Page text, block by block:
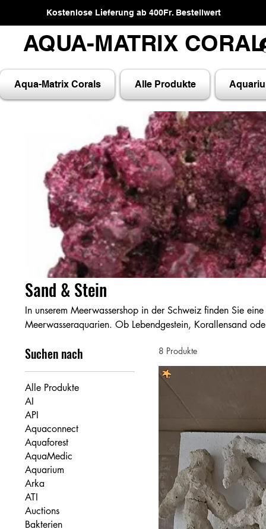
Kostenlose Lieferung ab 400Fr. Bestellwert
AQUA-MATRIX
AQUA-MATRIX
Aqua-Matrix Corals Alle Produkte
Sand & Stein
In unserem Meerwassershop in der Schweiz finden Sie
Meerwasseraquarien. Ob Lebendgestein, Korallensand
Suchen nach
Alle Produkte
AI
API
Aquaconnect
Aquaforest
AquaMedic
Aquarium
Arka
ATI
Auctions
Bakterien
8 Produkte